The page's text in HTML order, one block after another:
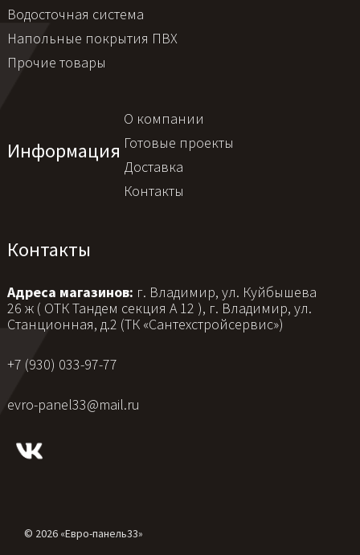
Водосточная система
Напольные покрытия ПВХ
Прочие товары
Информация
О компании
Готовые проекты
Доставка
Контакты
Контакты
Адреса магазинов: г. Владимир, ул. Куйбышева
26 ж ( ОТК Тандем секция А 12 ), г. Владимир, ул.
Станционная, д.2 (ТК «Сантехстройсервис»)
+7 (930) 033-97-77
evro-panel33@mail.ru
© 2026 «Евро-панель33»